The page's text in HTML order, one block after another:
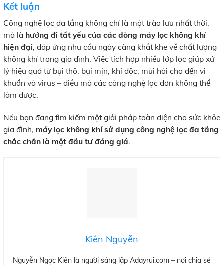
Kết luận
Công nghệ lọc đa tầng không chỉ là một trào lưu nhất thời,
mà là hướng đi tất yếu của các dòng máy lọc không khí
hiện đại, đáp ứng nhu cầu ngày càng khắt khe về chất lượng
không khí trong gia đình. Việc tích hợp nhiều lớp lọc giúp xử
lý hiệu quả từ bụi thô, bụi mịn, khí độc, mùi hôi cho đến vi
khuẩn và virus – điều mà các công nghệ lọc đơn không thể
làm được.
Nếu bạn đang tìm kiếm một giải pháp toàn diện cho sức khỏe
gia đình, máy lọc không khí sử dụng công nghệ lọc đa tầng
chắc chắn là một đầu tư đáng giá.
Kiên Nguyễn
Nguyễn Ngọc Kiên là người sáng lập Adayrui.com – nơi chia sẻ